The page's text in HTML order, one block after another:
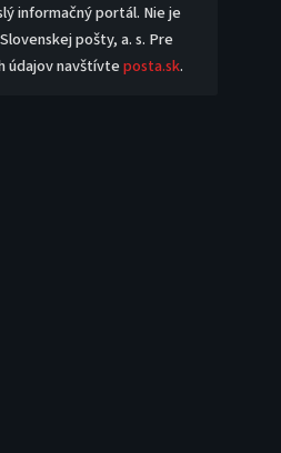
informačný portál. Nie je
pošty, a. s. Pre
údajov navštívteposta.sk.